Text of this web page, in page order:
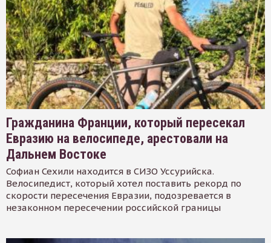
Гражданина Франции, который пересекал
Евразию на велосипеде, арестовали на
Дальнем Востоке
Софиан Сехили находится в СИЗО Уссурийска.
Велосипедист, который хотел поставить рекорд по
скорости пересечения Евразии, подозревается в
незаконном пересечении российской границы